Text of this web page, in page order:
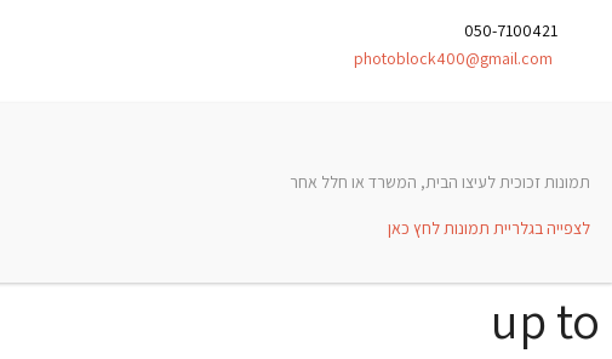
photoblock400@gmail.com
תמונות זכוכית לעיצו הבית, המשרד או חלל אחר
לצפייה בגלריית תמונות לחץ כאן
up to